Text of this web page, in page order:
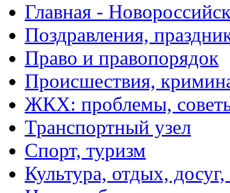
Главная -
Поздравления,
Право и правопорядок
Происшествия,
ЖКХ: проблемы,
Транспортный узел
Спорт, туризм
Культура, отдых,